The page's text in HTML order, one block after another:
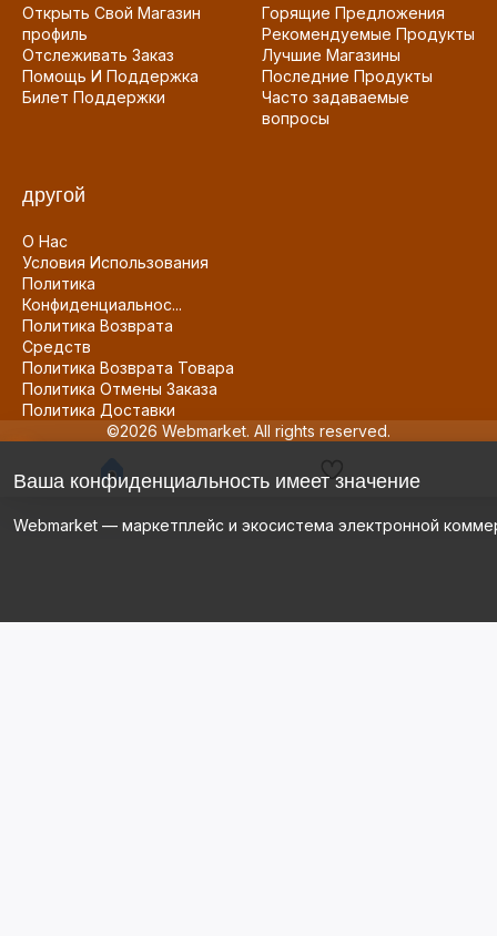
Открыть Свой Магазин
профиль
Отслеживать Заказ
Помощь И Поддержка
Билет Поддержки
Горящие Предложения
Рекомендуемые Продукты
Лучшие Магазины
Последние Продукты
Часто задаваемые
вопросы
другой
О Нас
Условия Использования
Политика
Конфиденциальнос...
Политика Возврата
Средств
Политика Возврата Товара
Политика Отмены Заказа
Политика Доставки
©2026 Webmarket. All rights reserved.
Ваша конфиденциальность имеет значение
Webmarket — маркетплейс и экосистема электронной